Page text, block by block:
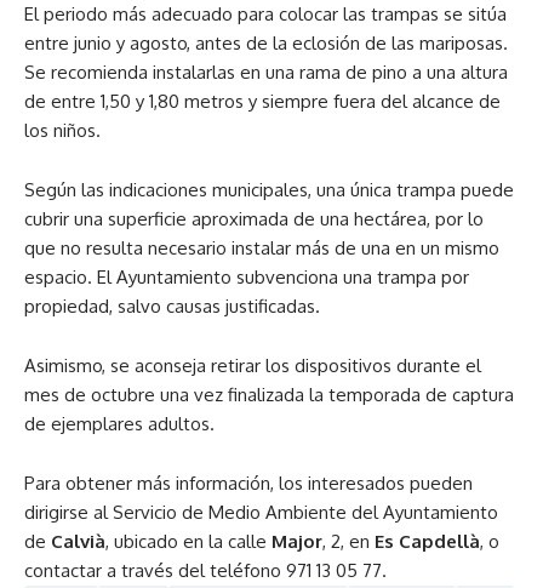
El periodo más adecuado para colocar las trampas se sitúa
entre junio y agosto, antes de la eclosión de las mariposas.
Se recomienda instalarlas en una rama de pino a una altura
de entre 1,50 y 1,80 metros y siempre fuera del alcance de
los niños.
Según las indicaciones municipales, una única trampa puede
cubrir una superficie aproximada de una hectárea, por lo
que no resulta necesario instalar más de una en un mismo
espacio. El Ayuntamiento subvenciona una trampa por
propiedad, salvo causas justificadas.
Asimismo, se aconseja retirar los dispositivos durante el
mes de octubre una vez finalizada la temporada de captura
de ejemplares adultos.
Para obtener más información, los interesados pueden
dirigirse al Servicio de Medio Ambiente del Ayuntamiento
de Calvià, ubicado en la calle Major, 2, en Es Capdellà, o
contactar a través del teléfono 971 13 05 77.